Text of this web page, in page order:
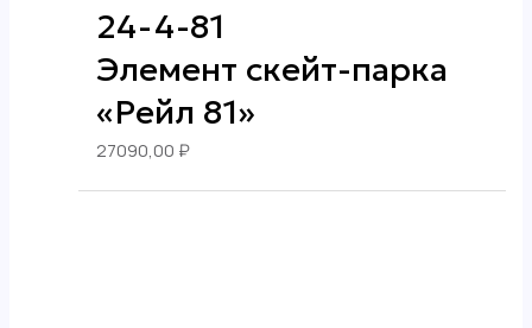
24-4-81
Элемент скейт-парка
«Рейл 81»
27090,00 ₽